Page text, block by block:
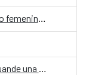
Mujeres de Cine: Reivindicando el talento femenino en la industria audiovisual
FESTIVAL PUENTE SONORO. Llega al Juande una fusión de jazz que cruza fronteras